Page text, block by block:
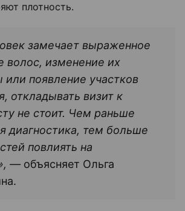
плотность.
замечает выраженное
волос, изменение их
или появление участков
откладывать визит к
не стоит. Чем раньше
диагностика, тем больше
повлиять на
— объясняет Ольга